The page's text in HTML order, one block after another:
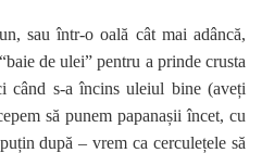
sau într-o oală cât mai adâncă,
de ulei” pentru a prinde crusta
când s-a încins uleiul bine (aveți
să punem papanașii încet, cu
după – vrem ca cerculețele să